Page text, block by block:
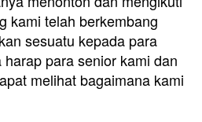
kami telah berkembang
sesuatu kepada para
para senior kami dan
melihat bagaimana kami